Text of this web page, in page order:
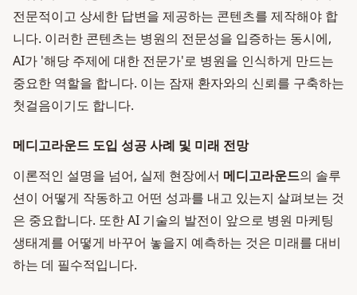
전문적이고 상세한 답변을 제공하는 콘텐츠를 제작해야 합
니다. 이러한 콘텐츠는 병원의 전문성을 입증하는 동시에,
AI가 '해당 주제에 대한 전문가'로 병원을 인식하게 만드는
중요한 역할을 합니다. 이는 잠재 환자와의 신뢰를 구축하는
첫걸음이기도 합니다.
메디고라운드 도입 성공 사례 및 미래 전망
이론적인 설명을 넘어, 실제 현장에서 메디고라운드의 솔루
션이 어떻게 작동하고 어떤 성과를 내고 있는지 살펴보는 것
은 중요합니다. 또한 AI 기술의 발전이 앞으로 병원 마케팅
생태계를 어떻게 바꾸어 놓을지 예측하는 것은 미래를 대비
하는 데 필수적입니다.